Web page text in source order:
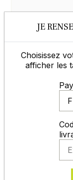
du
Vous
Inoculum
JE
Choisissez
afficher les